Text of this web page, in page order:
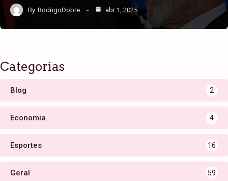
By RodrigoDobre abr 1, 2025
Categorias
Blog 2
Economia 4
Esportes 16
Geral 59